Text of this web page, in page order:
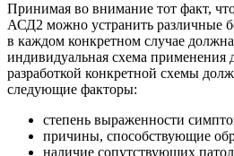
Принимая во внимание тот факт,
АСД2 можно устранить различные
в каждом конкретном случае должна
индивидуальная схема применения
разработкой конкретной схемы
следующие факторы:
степень выраженности
причины, способствующие
наличие сопутствующих